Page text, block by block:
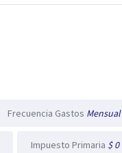
Frecuencia Gastos Mensual
Impuesto Primaria $ 0